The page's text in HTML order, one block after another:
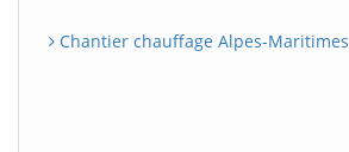
Chantier chauffage Alpes-Maritimes